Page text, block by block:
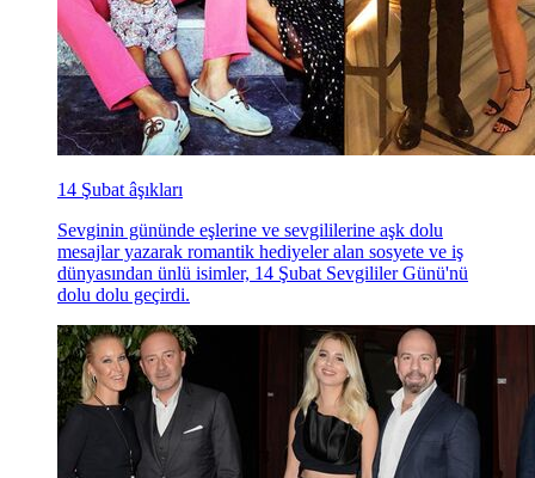
14 Şubat âşıkları
Sevginin gününde eşlerine ve sevgililerine aşk dolu
mesajlar yazarak romantik hediyeler alan sosyete ve iş
dünyasından ünlü isimler, 14 Şubat Sevgililer Günü'nü
dolu dolu geçirdi.